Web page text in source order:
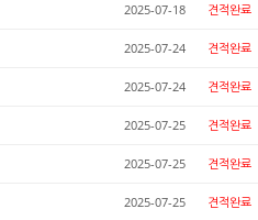
2025-07-18 견적완료
2025-07-24 견적완료
2025-07-24 견적완료
2025-07-25 견적완료
2025-07-25 견적완료
2025-07-25 견적완료